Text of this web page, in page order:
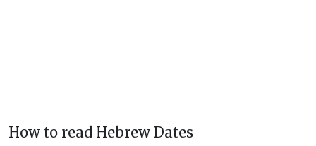
How to read Hebrew Dates